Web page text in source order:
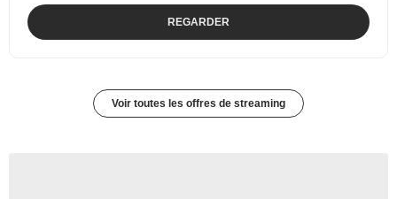
REGARDER
Voir toutes les offres de streaming